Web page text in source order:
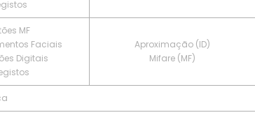
MF
Faciais
Digitais
Aproximação (ID)
Mifare (MF)